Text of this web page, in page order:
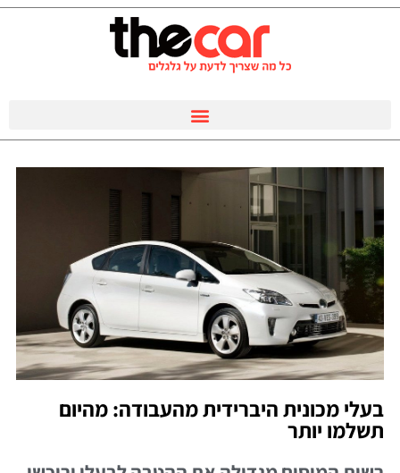
בעלי מכונית היברידית מהעבודה: מהיום
תשלמו יותר